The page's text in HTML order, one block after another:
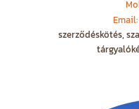
szerződéskötés,